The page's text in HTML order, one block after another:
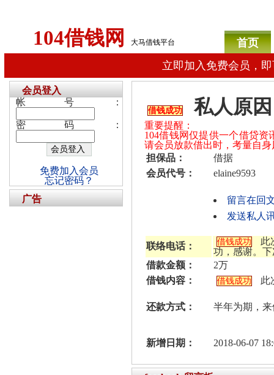
104借钱网 大马借钱平台
首页
立即加入免费会员，
借钱成功 私人原
重要提醒：
104借钱网仅提供一个借贷
请会员放款借出时，考量自
担保品：
借据
会员代号：
elaine9593
留言在回
发送私人
联络电话： 借钱成功
此
功，感谢。
借款金额：
2万
借钱内容：
借钱成功 此
还款方式： 半年为期，
新增日期： 2018-06-07
会员登入
帐号：
密码：
免费加入会员
忘记密码？
广告